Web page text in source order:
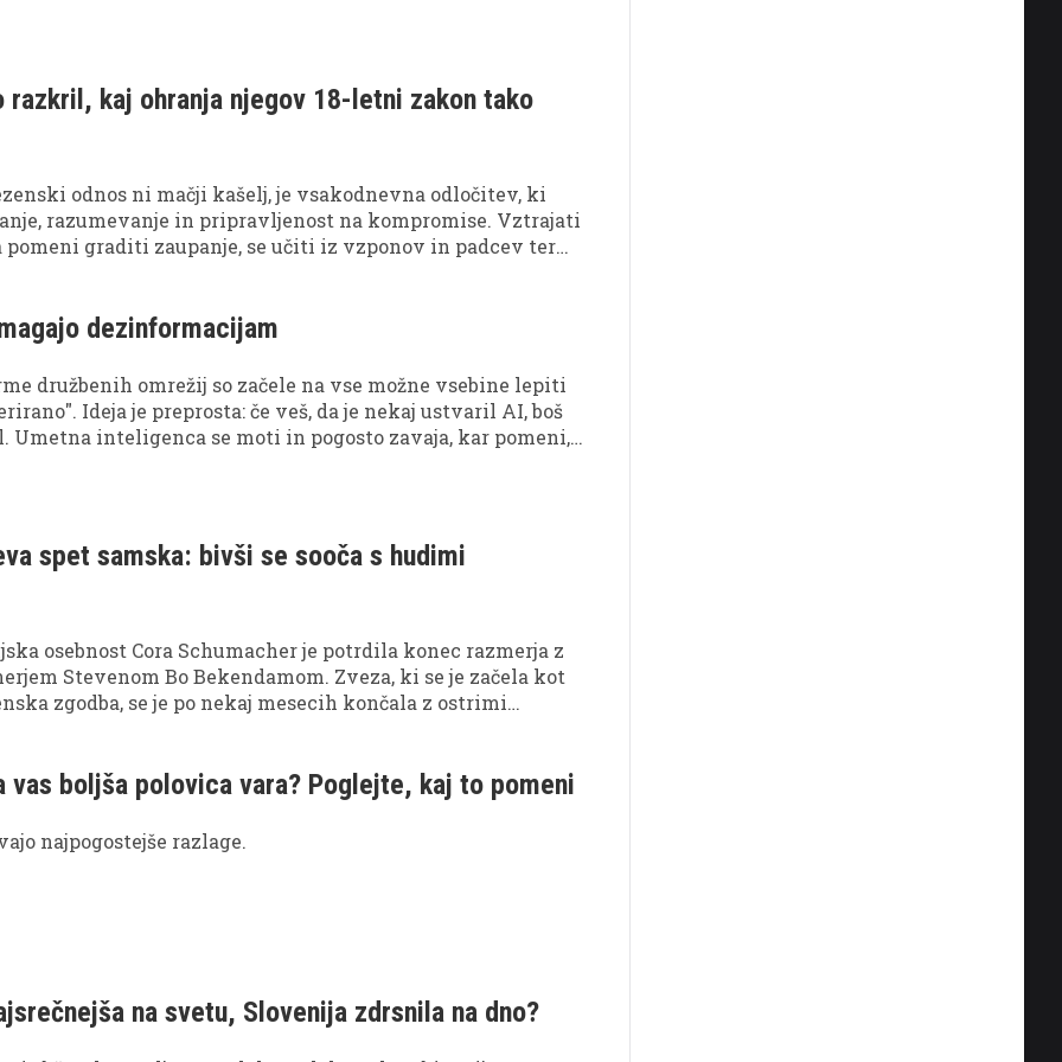
razkril, kaj ohranja njegov 18-letni zakon tako
odnos ni mačji kašelj, je vsakodnevna odločitev, ki
razumevanje in pripravljenost na kompromise. Vztrajati
pomeni graditi zaupanje, se učiti iz vzponov in padcev ter
po njegovem mnenju ohranja ljubezen živo skozi čas.
dezinformacijam
družbenih omrežij so začele na vse možne vsebine lepiti
Ideja je preprosta: če veš, da je nekaj ustvaril AI, boš
Umetna inteligenca se moti in pogosto zavaja, kar pomeni,
spet samska: bivši se sooča s hudimi
osebnost Cora Schumacher je potrdila konec razmerja z
Stevenom Bo Bekendamom. Zveza, ki se je začela kot
zgodba, se je po nekaj mesecih končala z ostrimi
vas boljša polovica vara? Poglejte, kaj to pomeni
najpogostejše razlage.
na svetu, Slovenija zdrsnila na dno?